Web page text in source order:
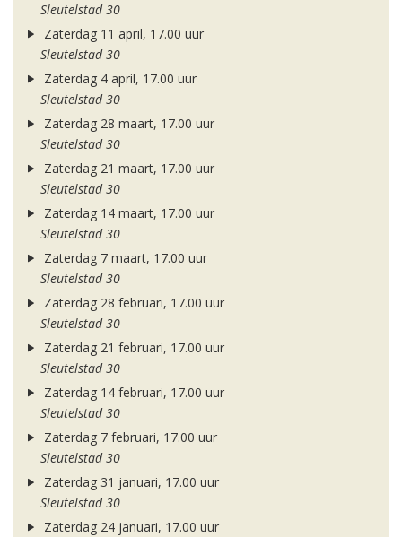
Sleutelstad 30
Zaterdag 11 april, 17.00 uur
Sleutelstad 30
Zaterdag 4 april, 17.00 uur
Sleutelstad 30
Zaterdag 28 maart, 17.00 uur
Sleutelstad 30
Zaterdag 21 maart, 17.00 uur
Sleutelstad 30
Zaterdag 14 maart, 17.00 uur
Sleutelstad 30
Zaterdag 7 maart, 17.00 uur
Sleutelstad 30
Zaterdag 28 februari, 17.00 uur
Sleutelstad 30
Zaterdag 21 februari, 17.00 uur
Sleutelstad 30
Zaterdag 14 februari, 17.00 uur
Sleutelstad 30
Zaterdag 7 februari, 17.00 uur
Sleutelstad 30
Zaterdag 31 januari, 17.00 uur
Sleutelstad 30
Zaterdag 24 januari, 17.00 uur